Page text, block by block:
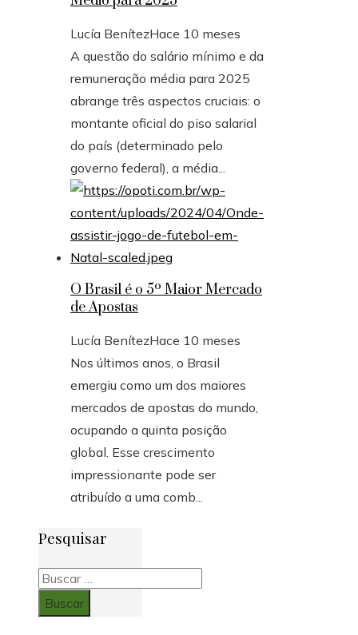
Lucía BenítezHace 10 meses
A questão do salário mínimo e da
remuneração média para 2025
abrange três aspectos cruciais: o
montante oficial do piso salarial
do país (determinado pelo
governo federal), a média...
O Brasil é o 5º Maior Mercado
de Apostas
Lucía BenítezHace 10 meses
Nos últimos anos, o Brasil
emergiu como um dos maiores
mercados de apostas do mundo,
ocupando a quinta posição
global. Esse crescimento
impressionante pode ser
atribuído a uma comb...
Pesquisar
Buscar: